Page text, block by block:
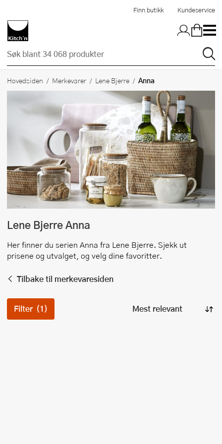
Finn butikk Kundeservice
Hovedsiden Merkevarer Lene Bjerre Anna
Lene BjerreAnna
Her finner du serien Anna fra Lene Bjerre. Sjekk ut
prisene og utvalget, og velg dine favoritter.
Tilbake til merkevaresiden
Filter (1)